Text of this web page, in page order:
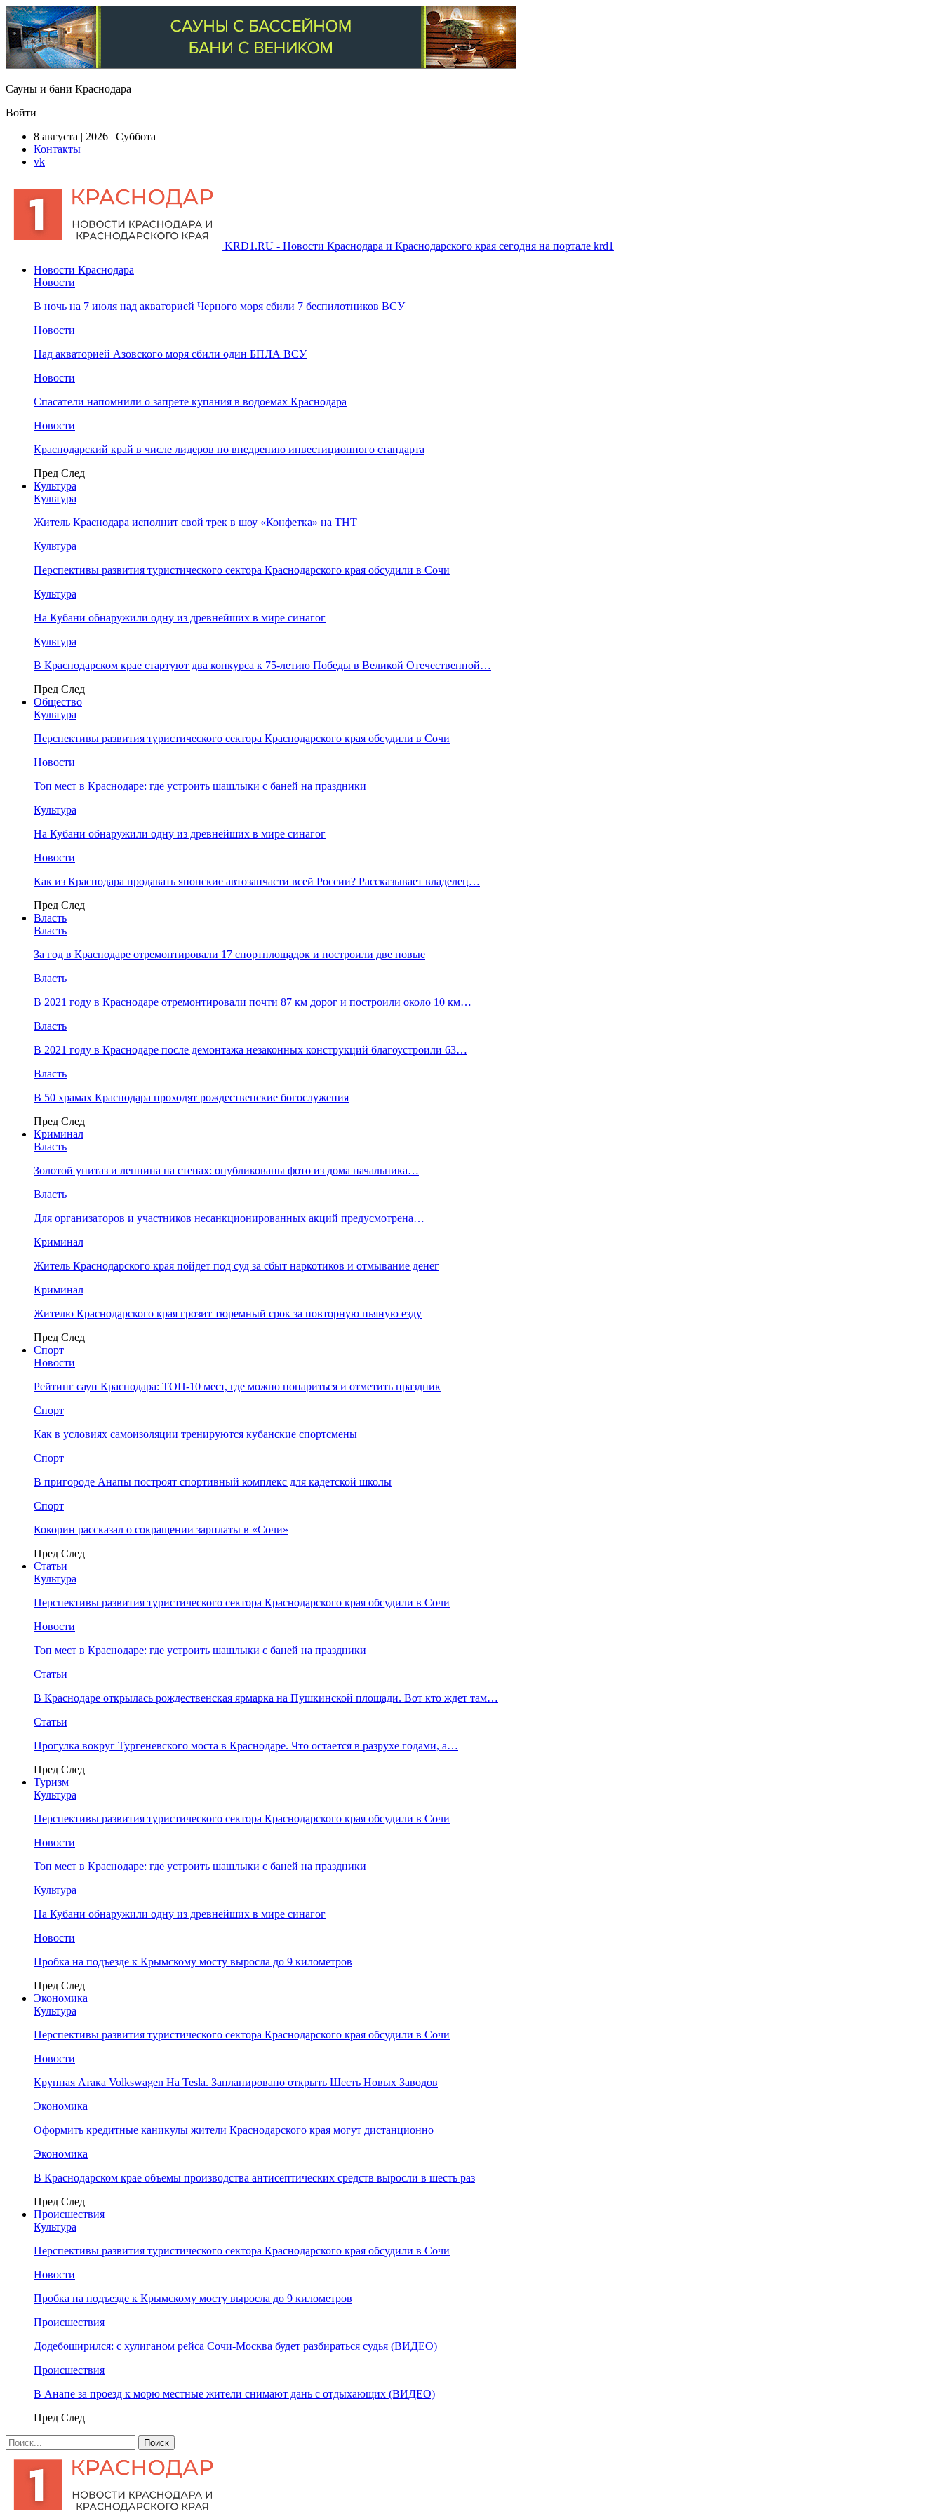
Сауны и бани Краснодара
Войти
8 августа | 2026 | Суббота
Контакты
vk
KRD1.RU - Новости Краснодара и Краснодарского края сегодня на портале krd1
Новости Краснодара
Новости
В ночь на 7 июля над акваторией Черного моря сбили 7 беспилотников ВСУ
Новости
Над акваторией Азовского моря сбили один БПЛА ВСУ
Новости
Спасатели напомнили о запрете купания в водоемах Краснодара
Новости
Краснодарский край в числе лидеров по внедрению инвестиционного стандарта
Пред След
Культура
Культура
Житель Краснодара исполнит свой трек в шоу «Конфетка» на ТНТ
Культура
Перспективы развития туристического сектора Краснодарского края обсудили в Сочи
Культура
На Кубани обнаружили одну из древнейших в мире синагог
Культура
В Краснодарском крае стартуют два конкурса к 75-летию Победы в Великой Отечественной…
Пред След
Общество
Культура
Перспективы развития туристического сектора Краснодарского края обсудили в Сочи
Новости
Топ мест в Краснодаре: где устроить шашлыки с баней на праздники
Культура
На Кубани обнаружили одну из древнейших в мире синагог
Новости
Как из Краснодара продавать японские автозапчасти всей России? Рассказывает владелец…
Пред След
Власть
Власть
За год в Краснодаре отремонтировали 17 спортплощадок и построили две новые
Власть
В 2021 году в Краснодаре отремонтировали почти 87 км дорог и построили около 10 км…
Власть
В 2021 году в Краснодаре после демонтажа незаконных конструкций благоустроили 63…
Власть
В 50 храмах Краснодара проходят рождественские богослужения
Пред След
Криминал
Власть
​Золотой унитаз и лепнина на стенах: опубликованы фото из дома начальника…
Власть
Для организаторов и участников несанкционированных акций предусмотрена…
Криминал
Житель Краснодарского края пойдет под суд за сбыт наркотиков и отмывание денег
Криминал
Жителю Краснодарского края грозит тюремный срок за повторную пьяную езду
Пред След
Спорт
Новости
Рейтинг саун Краснодара: ТОП-10 мест, где можно попариться и отметить праздник
Спорт
Как в условиях самоизоляции тренируются кубанские спортсмены
Спорт
В пригороде Анапы построят спортивный комплекс для кадетской школы
Спорт
Кокорин рассказал о сокращении зарплаты в «Сочи»
Пред След
Статьи
Культура
Перспективы развития туристического сектора Краснодарского края обсудили в Сочи
Новости
Топ мест в Краснодаре: где устроить шашлыки с баней на праздники
Статьи
В Краснодаре открылась рождественская ярмарка на Пушкинской площади. Вот кто ждет там…
Статьи
Прогулка вокруг Тургеневского моста в Краснодаре. Что остается в разрухе годами, а…
Пред След
Туризм
Культура
Перспективы развития туристического сектора Краснодарского края обсудили в Сочи
Новости
Топ мест в Краснодаре: где устроить шашлыки с баней на праздники
Культура
На Кубани обнаружили одну из древнейших в мире синагог
Новости
Пробка на подъезде к Крымскому мосту выросла до 9 километров
Пред След
Экономика
Культура
Перспективы развития туристического сектора Краснодарского края обсудили в Сочи
Новости
Крупная Атака Volkswagen На Tesla. Запланировано открыть Шесть Новых Заводов
Экономика
Оформить кредитные каникулы жители Краснодарского края могут дистанционно
Экономика
В Краснодарском крае объемы производства антисептических средств выросли в шесть раз
Пред След
Происшествия
Культура
Перспективы развития туристического сектора Краснодарского края обсудили в Сочи
Новости
Пробка на подъезде к Крымскому мосту выросла до 9 километров
Происшествия
Додебоширился: с хулиганом рейса Сочи-Москва будет разбираться судья (ВИДЕО)
Происшествия
В Анапе за проезд к морю местные жители снимают дань с отдыхающих (ВИДЕО)
Пред След